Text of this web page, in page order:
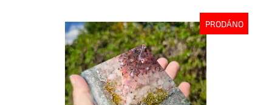
PRODÁNO
Dostupnost:
Vyprodáno
10236